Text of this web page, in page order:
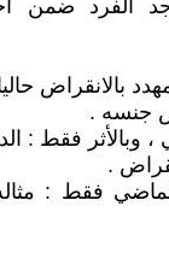
الفرد ضمن
بالانقراض
وبالأثر فقط :
فقط :